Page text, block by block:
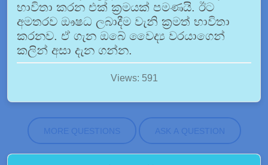
භාවිතා කරන එක් ක්‍රමයක් පමණයි. ඊට
අමතරව ඖෂධ ලබාදීම වැනි ක්‍රමත් භාවිතා
කරනව. ඒ ගැන ඔබේ වෛද්‍ය වරයාගෙන්
කලින් අසා දැන ගන්න.
Views: 591
MORE QUESTIONS ASK A QUESTION